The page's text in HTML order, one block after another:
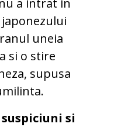
a intrat in
uneia
si o stire
supusa
si